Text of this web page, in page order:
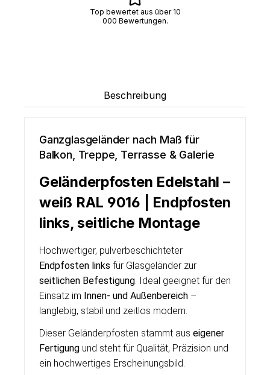
Top bewertet aus über 10
000 Bewertungen.
Beschreibung
Ganzglasgeländer nach Maß für
Balkon, Treppe, Terrasse & Galerie
Geländerpfosten Edelstahl –
weiß RAL 9016 | Endpfosten
links, seitliche Montage
Hochwertiger, pulverbeschichteter
Endpfosten links für Glasgeländer zur
seitlichen Befestigung. Ideal geeignet für den
Einsatz im Innen- und Außenbereich –
langlebig, stabil und zeitlos modern.
Dieser Geländerpfosten stammt aus eigener
Fertigung und steht für Qualität, Präzision und
ein hochwertiges Erscheinungsbild.